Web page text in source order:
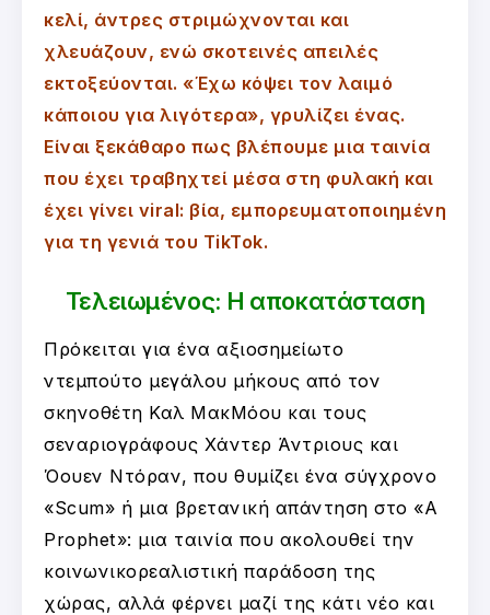
κελί, άντρες στριμώχνονται και
χλευάζουν, ενώ σκοτεινές απειλές
εκτοξεύονται. «Έχω κόψει τον λαιμό
κάποιου για λιγότερα», γρυλίζει ένας.
Είναι ξεκάθαρο πως βλέπουμε μια ταινία
που έχει τραβηχτεί μέσα στη φυλακή και
έχει γίνει viral: βία, εμπορευματοποιημένη
για τη γενιά του TikTok.
Τελειωμένος: Η αποκατάσταση
Πρόκειται για ένα αξιοσημείωτο
ντεμπούτο μεγάλου μήκους από τον
σκηνοθέτη Καλ ΜακΜόου και τους
σεναριογράφους Χάντερ Άντριους και
Όουεν Ντόραν, που θυμίζει ένα σύγχρονο
«Scum» ή μια βρετανική απάντηση στο «A
Prophet»: μια ταινία που ακολουθεί την
κοινωνικορεαλιστική παράδοση της
χώρας, αλλά φέρνει μαζί της κάτι νέο και